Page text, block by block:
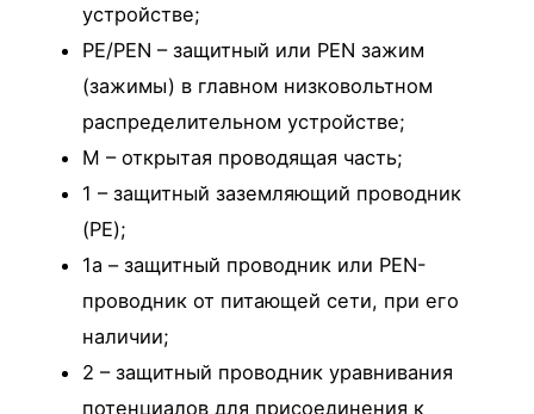
устройстве;
PE/PEN – защитный или PEN зажим
(зажимы) в главном низковольтном
распределительном устройстве;
M – открытая проводящая часть;
1 – защитный заземляющий проводник
(PE);
1а – защитный проводник или PEN-
проводник от питающей сети, при его
наличии;
2 – защитный проводник уравнивания
потенциалов для присоединения к